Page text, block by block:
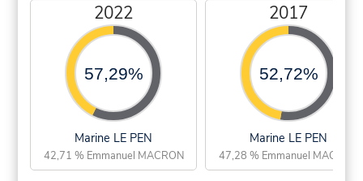
2022
57,29%
Marine LE PEN
42,71 % Emmanuel MACRON
2017
52,72%
Marine LE PEN
47,28 % Emmanuel MACRON